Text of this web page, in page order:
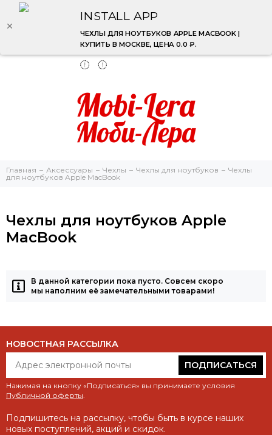
INSTALL APP
ЧЕХЛЫ ДЛЯ НОУТБУКОВ APPLE MACBOOK |
КУПИТЬ В МОСКВЕ, ЦЕНА 0.0 ₽.
Главная Аксессуары Чехлы Чехлы для ноутбуков
Чехлы
для ноутбуков Apple MacBook
Чехлы для ноутбуков Apple
MacBook
В данной категории пока пусто. Совсем скоро
мы наполним её замечательными товарами!
НОВОСТНАЯ РАССЫЛКА
ПОДПИСАТЬСЯ
Нажимая на кнопку «Подписаться» вы принимаете условия
Публичной оферты.
Подпишитесь на рассылку, чтобы быть в курсе наших
новых поступлений, акций и скидок.